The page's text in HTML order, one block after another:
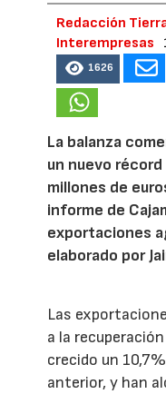
Redacción
Interempresas
1626
La balanza
un nuevo
millones de
informe de
exportaciones
elaborado por
Las
a la
crecido un
anterior, y han